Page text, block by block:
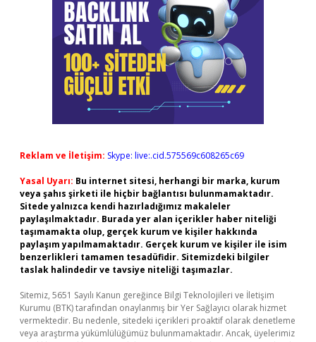
Reklam ve İletişim: Skype: live:.cid.575569c608265c69
Yasal Uyarı: Bu internet sitesi, herhangi bir marka, kurum
veya şahıs şirketi ile hiçbir bağlantısı bulunmamaktadır.
Sitede yalnızca kendi hazırladığımız makaleler
paylaşılmaktadır. Burada yer alan içerikler haber niteliği
taşımamakta olup, gerçek kurum ve kişiler hakkında
paylaşım yapılmamaktadır. Gerçek kurum ve kişiler ile isim
benzerlikleri tamamen tesadüfidir. Sitemizdeki bilgiler
taslak halindedir ve tavsiye niteliği taşımazlar.
Sitemiz, 5651 Sayılı Kanun gereğince Bilgi Teknolojileri ve İletişim
Kurumu (BTK) tarafından onaylanmış bir Yer Sağlayıcı olarak hizmet
vermektedir. Bu nedenle, sitedeki içerikleri proaktif olarak denetleme
veya araştırma yükümlülüğümüz bulunmamaktadır. Ancak, üyelerimiz